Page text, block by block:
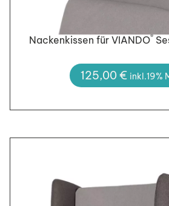
Nackenkissen für VIANDO®
125,00€ inkl.19%